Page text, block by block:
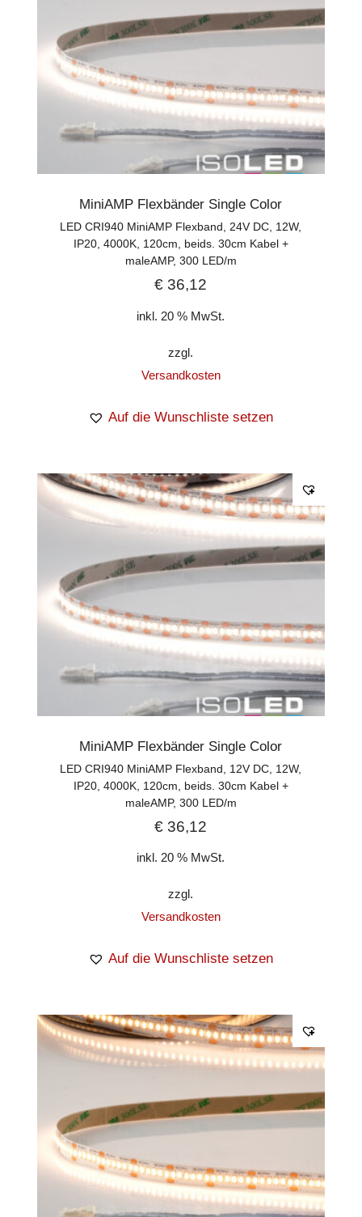
MiniAMP Flexbänder Single Color
LED CRI940 MiniAMP Flexband, 24V DC, 12W,
IP20, 4000K, 120cm, beids. 30cm Kabel +
maleAMP, 300 LED/m
€ 36,12
inkl. 20 % MwSt.
zzgl.
Versandkosten
Auf die Wunschliste setzen
MiniAMP Flexbänder Single Color
LED CRI940 MiniAMP Flexband, 12V DC, 12W,
IP20, 4000K, 120cm, beids. 30cm Kabel +
maleAMP, 300 LED/m
€ 36,12
inkl. 20 % MwSt.
zzgl.
Versandkosten
Auf die Wunschliste setzen